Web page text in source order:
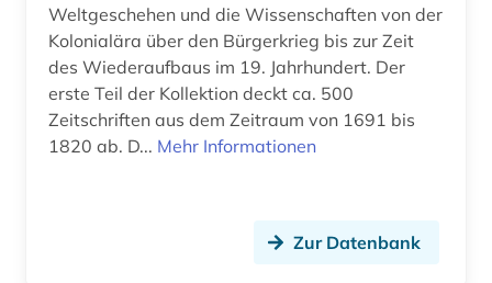
genderforschung (1)
geografie (2)
geographie (2)
Saarland (1)
Sachsen (2)
Sachsen-Anhalt (2)
Weltgeschehen und die Wissenschaften von der
Kolonialära über den Bürgerkrieg bis zur Zeit
des Wiederaufbaus im 19. Jahrhundert. Der
erste Teil der Kollektion deckt ca. 500
Zeitschriften aus dem Zeitraum von 1691 bis
1820 ab. D... Mehr Informationen
Zur Datenbank